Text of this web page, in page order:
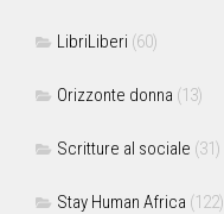
LibriLiberi (60)
Orizzonte donna (13)
Scritture al sociale (31)
Stay Human Africa (122)